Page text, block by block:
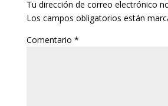
Tu dirección de correo electrónico
Los campos obligatorios están
Comentario *